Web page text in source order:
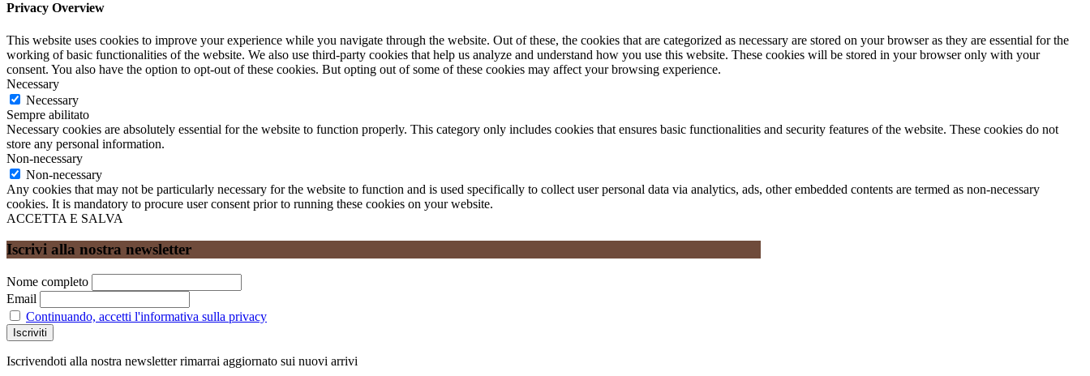
Privacy Overview
This website uses cookies to improve your experience while you navigate through the website. Out of these, the cookies that are categorized as necessary are stored on your browser as they are essential for the
working of basic functionalities of the website. We also use third-party cookies that help us analyze and understand how you use this website. These cookies will be stored in your browser only with your
consent. You also have the option to opt-out of these cookies. But opting out of some of these cookies may affect your browsing experience.
Necessary
Necessary
Sempre abilitato
Necessary cookies are absolutely essential for the website to function properly. This category only includes cookies that ensures basic functionalities and security features of the website. These cookies do not
store any personal information.
Non-necessary
Non-necessary
Any cookies that may not be particularly necessary for the website to function and is used specifically to collect user personal data via analytics, ads, other embedded contents are termed as non-necessary
cookies. It is mandatory to procure user consent prior to running these cookies on your website.
ACCETTA E SALVA
Iscrivi alla nostra newsletter
Nome completo
Email
Continuando, accetti l'informativa sulla privacy
Iscrivendoti alla nostra newsletter rimarrai aggiornato sui nuovi arrivi